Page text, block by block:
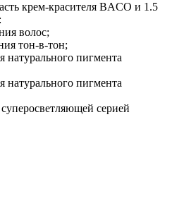
крем-красителя BACO и 1.5
волос;
тон-в-тон;
натурального пигмента
натурального пигмента
серией